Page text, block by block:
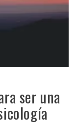
ser una